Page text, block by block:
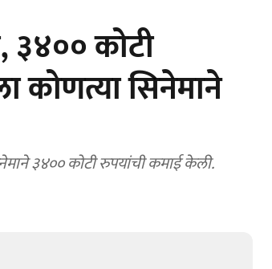
३४०० कोटी
कोणत्या सिनेमाने